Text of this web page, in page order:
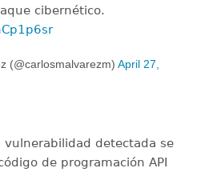
cibernético.
(@carlosmalvarezm) April 27,
vulnerabilidad detectada se
de programación API